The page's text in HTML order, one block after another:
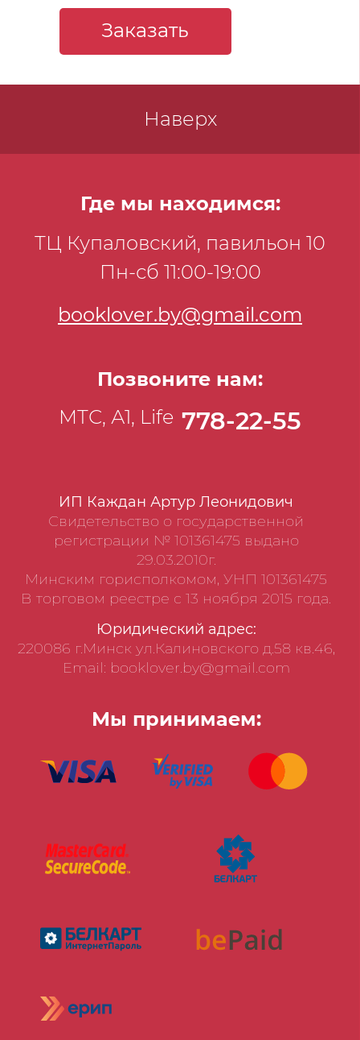
Заказать
Наверх
ИП Каждан Артур Леонидович
Свидетельство о государственной
регистрации № 101361475 выдано
29.03.2010г.
Минским горисполкомом, УНП 101361475
В торговом реестре с 13 ноября 2015 года.
Юридический адрес:
220086 г.Минск ул.Калиновского д.58 кв.46,
Email: booklover.by@gmail.com
Мы принимаем:
Где мы находимся:
ТЦ Купаловский, павильон 10
Пн-сб 11:00-19:00
booklover.by@gmail.com
Позвоните нам:
МТС, А1, Life 778-22-55